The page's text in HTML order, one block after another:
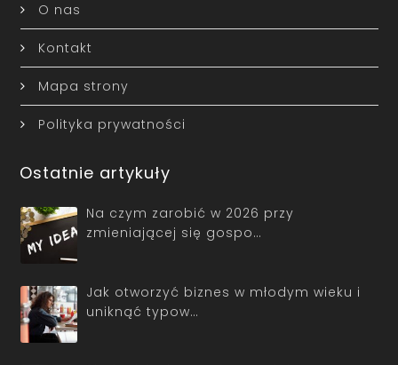
O nas
Kontakt
Mapa strony
Polityka prywatności
Ostatnie artykuły
Na czym zarobić w 2026 przy
zmieniającej się gospo…
Jak otworzyć biznes w młodym wieku i
uniknąć typow…